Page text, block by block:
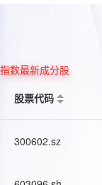
指数最新成分股
股票代码
300602.sz